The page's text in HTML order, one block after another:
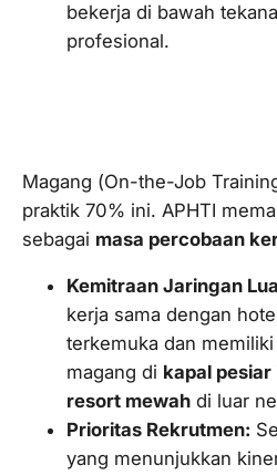
bekerja di bawah
profesional.
Magang (On-the-Job
praktik 70% ini. APHTI
sebagai masa percobaan
Kemitraan Jaringan
kerja sama dengan
terkemuka dan
magang di kapal
resort mewah di luar
Prioritas Rekrutmen:
yang menunjukkan